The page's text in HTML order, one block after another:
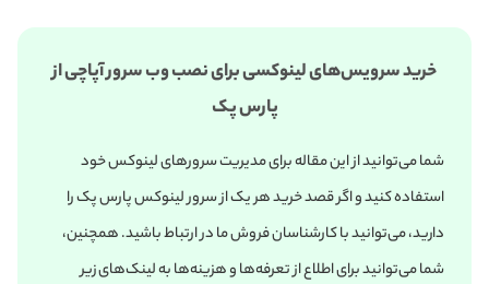
خرید سرویس‌های لینوکسی برای نصب وب سرور آپاچی از
پارس پک
شما می‌توانید از این مقاله برای مدیریت سرورهای لینوکس خود
استفاده کنید و اگر قصد خرید هر یک از سرور لینوکس پارس پک را
دارید، می‌توانید با کارشناسان فروش ما در ارتباط باشید. همچنین،
شما می‌توانید برای اطلاع از تعرفه‌ها و هزینه‌ها به لینک‌های زیر